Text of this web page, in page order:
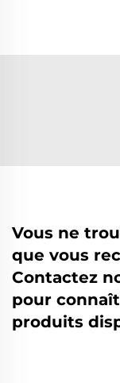
Vous ne
que vous
Contactez
pour
produits